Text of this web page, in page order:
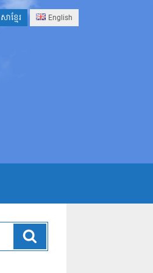
ាខ្មែរ English